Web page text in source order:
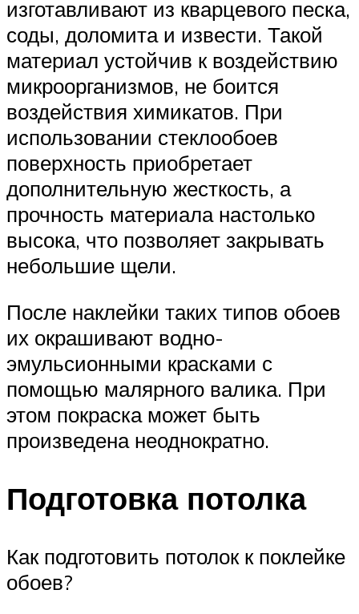
изготавливают из кварцевого песка,
соды, доломита и извести. Такой
материал устойчив к воздействию
микроорганизмов, не боится
воздействия химикатов. При
использовании стеклообоев
поверхность приобретает
дополнительную жесткость, а
прочность материала настолько
высока, что позволяет закрывать
небольшие щели.
После наклейки таких типов обоев
их окрашивают водно-
эмульсионными красками с
помощью малярного валика. При
этом покраска может быть
произведена неоднократно.
Подготовка потолка
Как подготовить потолок к поклейке
обоев?